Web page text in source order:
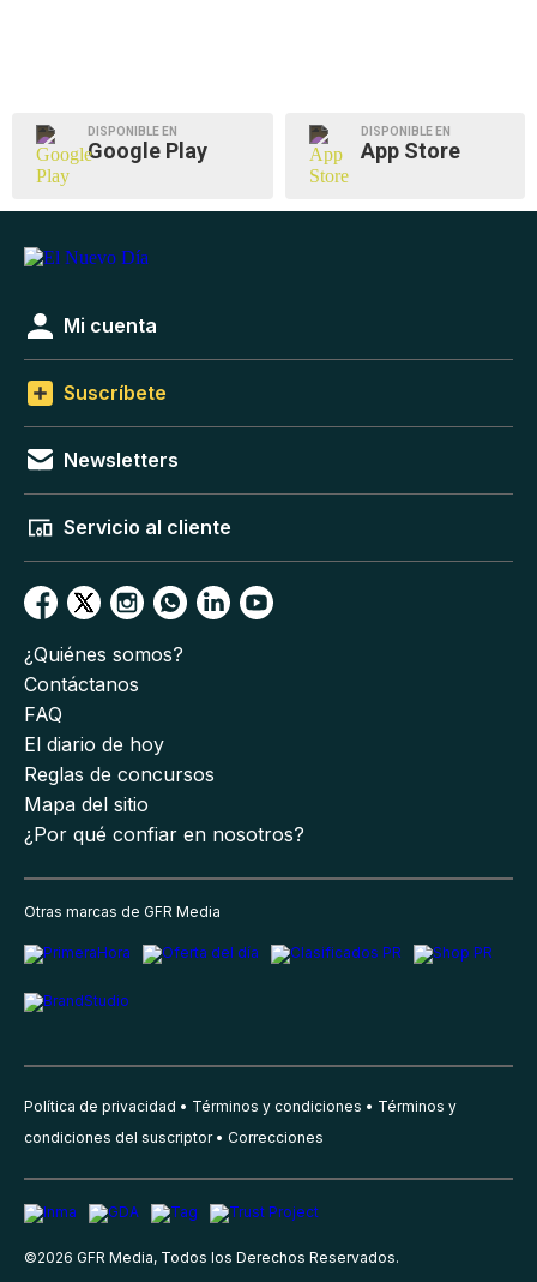
DISPONIBLE EN
Google Play
DISPONIBLE EN
App Store
Mi cuenta
Suscríbete
Newsletters
Servicio al cliente
¿Quiénes somos?
Contáctanos
FAQ
El diario de hoy
Reglas de concursos
Mapa del sitio
¿Por qué confiar en nosotros?
Otras marcas de GFR Media
Política de privacidad Términos y condiciones
Términos y
condiciones del suscriptor
Correcciones
©2026 GFR Media, Todos los Derechos Reservados.